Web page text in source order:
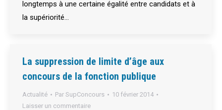
longtemps à une certaine égalité entre candidats et à
la supériorité…
La suppression de limite d’âge aux
concours de la fonction publique
Actualité Par SupConcours
10 février 2014
Laisser un commentaire